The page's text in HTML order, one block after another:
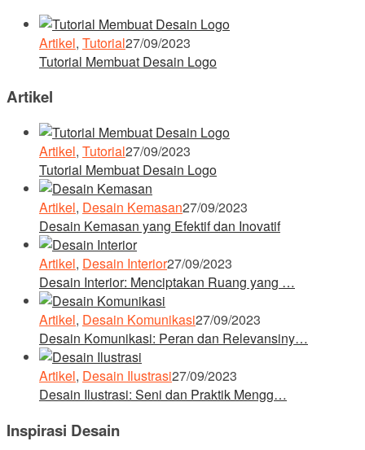
Artikel, Tutorial27/09/2023
Tutorial Membuat Desain Logo
Artikel
Artikel, Tutorial27/09/2023
Tutorial Membuat Desain Logo
Artikel, Desain Kemasan27/09/2023
Desain Kemasan yang Efektif dan Inovatif
Artikel, Desain Interior27/09/2023
Desain Interior: Menciptakan Ruang yang …
Artikel, Desain Komunikasi27/09/2023
Desain Komunikasi: Peran dan Relevansiny…
Artikel, Desain Ilustrasi27/09/2023
Desain Ilustrasi: Seni dan Praktik Mengg…
Inspirasi Desain